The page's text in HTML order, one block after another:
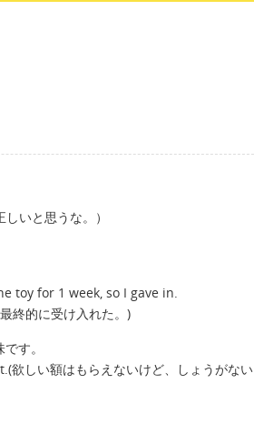
いと思うな。）
toy for 1 week, so I gave in.
終的に受け入れた。)
す。
しい額はもらえないけど、しょうがない